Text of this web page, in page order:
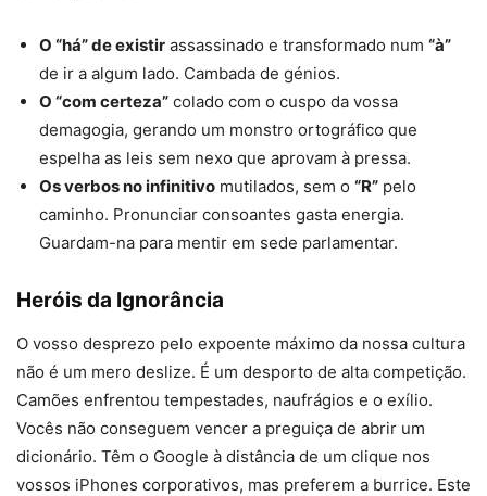
O “há” de existir assassinado e transformado num “à”
de ir a algum lado. Cambada de génios.
O “com certeza” colado com o cuspo da vossa
demagogia, gerando um monstro ortográfico que
espelha as leis sem nexo que aprovam à pressa.
Os verbos no infinitivo mutilados, sem o “R” pelo
caminho. Pronunciar consoantes gasta energia.
Guardam-na para mentir em sede parlamentar.
Heróis da Ignorância
O vosso desprezo pelo expoente máximo da nossa cultura
não é um mero deslize. É um desporto de alta competição.
Camões enfrentou tempestades, naufrágios e o exílio.
Vocês não conseguem vencer a preguiça de abrir um
dicionário. Têm o Google à distância de um clique nos
vossos iPhones corporativos, mas preferem a burrice. Este